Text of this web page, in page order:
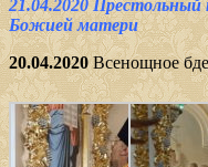
21.04.2020 Престольный
Божией матери
20.04.2020Всенощное